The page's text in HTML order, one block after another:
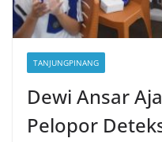
TANJUNGPINANG
Dewi Ansar
Pelopor